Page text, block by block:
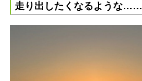
走り出したくなるような……